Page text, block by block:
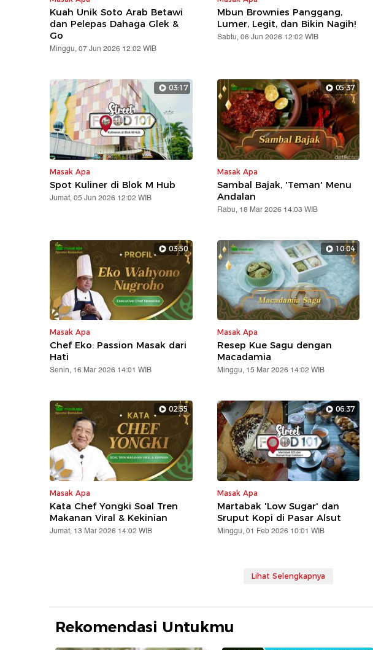
Kuah Unik Soto Arab Betawi
dan Pelepas Dahaga Glek &
Go
Minggu, 07 Jun 2026 12:02 WIB
Mbun Brownies Panggang,
Lumer, Legit, dan Bikin Nagih!
Sabtu, 06 Jun 2026 12:02 WIB
03:17
Masak Apa
Spot Kuliner di Blok M Hub
Jumat, 05 Jun 2026 12:02 WIB
05:37
Masak Apa
Sambal Bajak, 'Teman' Menu
Andalan
Rabu, 18 Mar 2026 14:03 WIB
03:50
Masak Apa
Chef Eko: Passion Masak dari
Hati
Senin, 16 Mar 2026 14:01 WIB
10:04
Masak Apa
Resep Kue Sagu dengan
Macadamia
Minggu, 15 Mar 2026 14:02 WIB
02:55
Masak Apa
Kata Chef Yongki Soal Tren
Makanan Viral & Kekinian
Jumat, 13 Mar 2026 14:02 WIB
06:37
Masak Apa
Martabak 'Low Sugar' dan
Sruput Kopi di Pasar Alsut
Minggu, 01 Feb 2026 10:01 WIB
Lihat Selengkapnya
Rekomendasi Untukmu